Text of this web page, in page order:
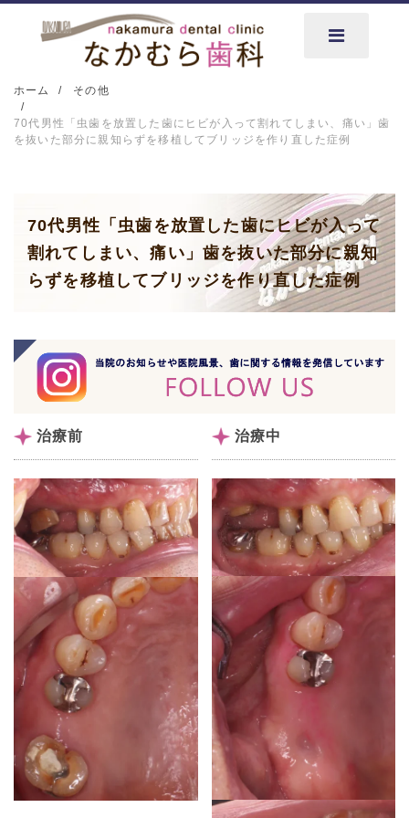
ホーム その他
70代男性「虫歯を放置した歯にヒビが入って割れてしまい、痛い」歯
を抜いた部分に親知らずを移植してブリッジを作り直した症例
70代男性「虫歯を放置した歯にヒビが入って
割れてしまい、痛い」歯を抜いた部分に親知
らずを移植してブリッジを作り直した症例
治療前 治療中